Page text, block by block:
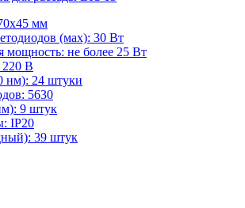
мм
(мах): 30 Вт
мощность: не более 25 Вт
В
нм): 24 штуки
5630
9 штук
IP20
39 штук